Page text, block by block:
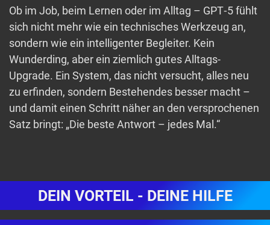
Ob im Job, beim Lernen oder im Alltag – GPT‑5 fühlt
sich nicht mehr wie ein technisches Werkzeug an,
sondern wie ein intelligenter Begleiter. Kein
Wunderding, aber ein ziemlich gutes Alltags-
Upgrade. Ein System, das nicht versucht, alles neu
zu erfinden, sondern Bestehendes besser macht –
und damit einen Schritt näher an den versprochenen
Satz bringt: „Die beste Antwort – jedes Mal.“
DEIN VORTEIL - DEINE HILFE